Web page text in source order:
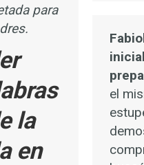
para
la
en
el